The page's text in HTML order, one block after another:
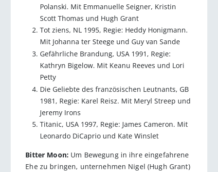
Polanski. Mit Emmanuelle Seigner, Kristin
Scott Thomas und Hugh Grant
Tot ziens, NL 1995, Regie: Heddy Honigmann.
Mit Johanna ter Steege und Guy van Sande
Gefährliche Brandung, USA 1991, Regie:
Kathryn Bigelow. Mit Keanu Reeves und Lori
Petty
Die Geliebte des französischen Leutnants, GB
1981, Regie: Karel Reisz. Mit Meryl Streep und
Jeremy Irons
Titanic, USA 1997, Regie: James Cameron. Mit
Leonardo DiCaprio und Kate Winslet
Bitter Moon:Um Bewegung in ihre eingefahrene
Ehe zu bringen, unternehmen Nigel (Hugh Grant)